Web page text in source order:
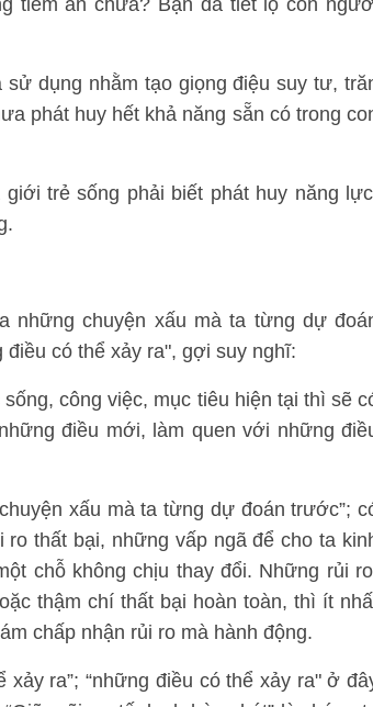
tiềm ẩn chưa? Bạn đã tiết lộ con
dụng nhằm tạo giọng điệu suy tư,
phát huy hết khả năng sẵn có trong
trẻ sống phải biết phát huy năng
những chuyện xấu mà ta từng dự
có thể xảy ra", gợi suy nghĩ:
công việc, mục tiêu hiện tại thì sẽ
điều mới, làm quen với những
xấu mà ta từng dự đoán trước”;
thất bại, những vấp ngã để cho ta
chỗ không chịu thay đổi. Những rủi
thậm chí thất bại hoàn toàn, thì ít
chấp nhận rủi ro mà hành động.
ra”; “những điều có thể xảy ra" ở